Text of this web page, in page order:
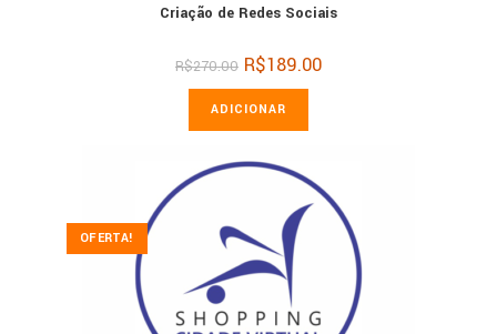
Criação de Redes Sociais
R$270.00 O
preço
original
era:
R$189.00O
ADICIONAR
OFERTA!